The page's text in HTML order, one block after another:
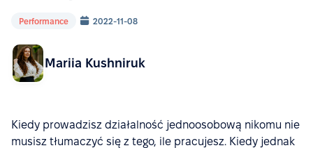
Performance 2022-11-08
Mariia Kushniruk
Kiedy prowadzisz działalność jednoosobową nikomu nie
musisz tłumaczyć się z tego, ile pracujesz. Kiedy jednak